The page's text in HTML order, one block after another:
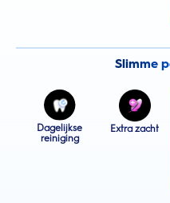
Slimme
Dagelijkse
reiniging
Extra zacht